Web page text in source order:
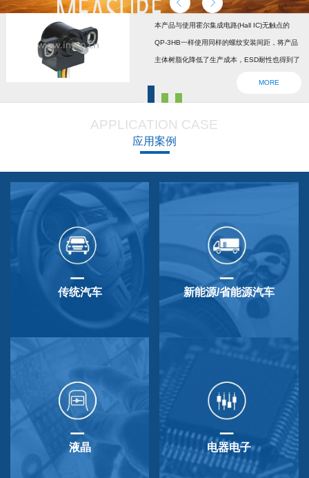
本产品与使用霍尔集成电路(Hall IC)无触点的
QP-3HB一样使用同样的螺纹安装间距，将产品
主体树脂化降低了生产成本，ESD耐性也得到了
设回位弹簧，防震动防撞击功能强大，防尘防
QP-3HB标准相同。本产品在游船、铲运车的遥
控手柄、卡车离合器和换挡等方面要求较高的领
MORE
APPLICATION CASE
应用案例
传统汽车 新能源/省能源汽车
液晶 电器电子